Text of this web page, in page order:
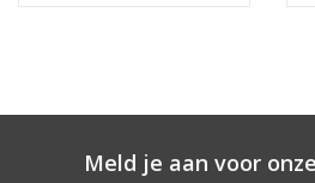
Meld je aan voor